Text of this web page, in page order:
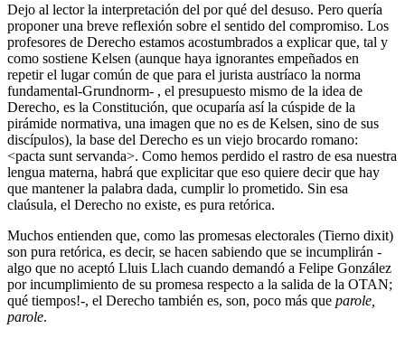
Dejo al lector la interpretación del por qué del desuso. Pero quería
proponer una breve reflexión sobre el sentido del compromiso. Los
profesores de Derecho estamos acostumbrados a explicar que, tal y
como sostiene Kelsen (aunque haya ignorantes empeñados en
repetir el lugar común de que para el jurista austríaco la norma
fundamental-Grundnorm- , el presupuesto mismo de la idea de
Derecho, es la Constitución, que ocuparía así la cúspide de la
pirámide normativa, una imagen que no es de Kelsen, sino de sus
discípulos), la base del Derecho es un viejo brocardo romano:
<pacta sunt servanda>. Como hemos perdido el rastro de esa nuestra
lengua materna, habrá que explicitar que eso quiere decir que hay
que mantener la palabra dada, cumplir lo prometido. Sin esa
claúsula, el Derecho no existe, es pura retórica.
Muchos entienden que, como las promesas electorales (Tierno dixit)
son pura retórica, es decir, se hacen sabiendo que se incumplirán -
algo que no aceptó Lluis Llach cuando demandó a Felipe González
por incumplimiento de su promesa respecto a la salida de la OTAN;
qué tiempos!-, el Derecho también es, son, poco más que parole,
parole.